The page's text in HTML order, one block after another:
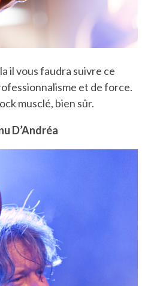
il vous faudra suivre ce
et de force.
musclé, bien sûr.
D’Andréa